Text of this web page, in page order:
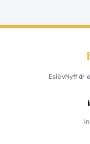
EslövNyttär